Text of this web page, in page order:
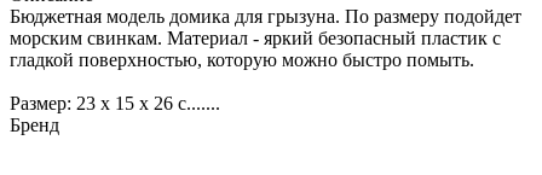
Бюджетная модель домика для грызуна. По размеру подойдет
морским свинкам. Материал - яркий безопасный пластик с
гладкой поверхностью, которую можно быстро помыть.
Размер: 23 х 15 х 26 с.......
Бренд